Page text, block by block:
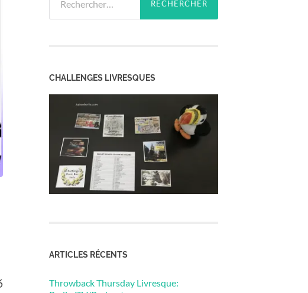
CHALLENGES LIVRESQUES
ARTICLES RÉCENTS
Throwback Thursday Livresque: